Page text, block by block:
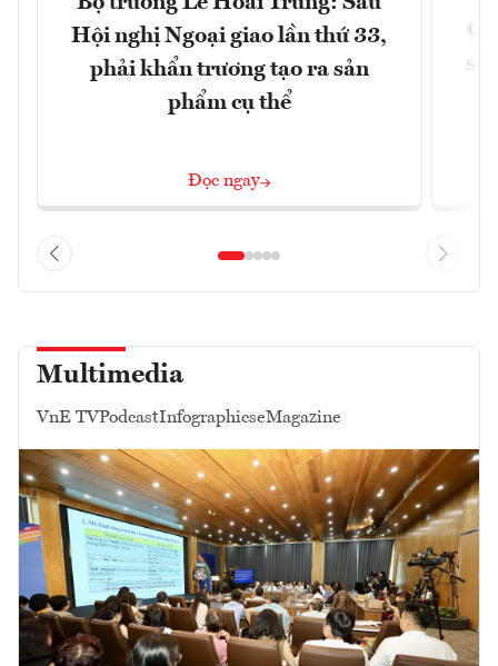
Hội nghị Ngoại giao lần thứ 33,
phải khẩn trương tạo ra sản
phẩm cụ thể
Đọc ngay
Multimedia
VnE TVPodcastInfographicseMagazine